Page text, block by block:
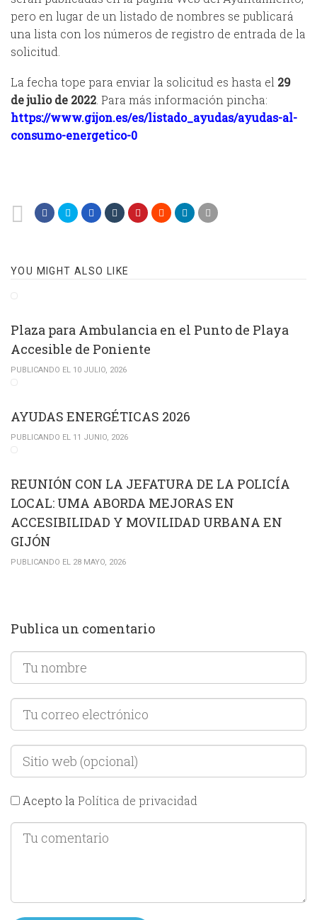
pero en lugar de un listado de nombres se publicará
una lista con los números de registro de entrada de la
solicitud.
La fecha tope para enviar la solicitud es hasta el 29
de julio de 2022 . Para más información pincha:
https://www.gijon.es/es/listado_ayudas/ayudas-al-
consumo-energetico-0
YOU MIGHT ALSO LIKE
Plaza para Ambulancia en el Punto de Playa
Accesible de Poniente
PUBLICANDO EL 10 JULIO, 2026
AYUDAS ENERGÉTICAS 2026
PUBLICANDO EL 11 JUNIO, 2026
REUNIÓN CON LA JEFATURA DE LA POLICÍA
LOCAL: UMA ABORDA MEJORAS EN
ACCESIBILIDAD Y MOVILIDAD URBANA EN
GIJÓN
PUBLICANDO EL 28 MAYO, 2026
Publica un comentario
Acepto la Política de privacidad